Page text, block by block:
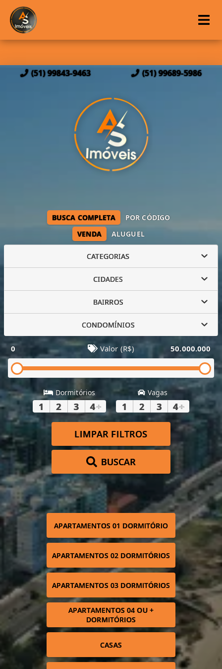
(51) 99843-9463 (51) 99689-5986
VENDA ALUGUEL
BUSCA COMPLETA POR CÓDIGO
CATEGORIAS
CIDADES
BAIRROS
CONDOMÍNIOS
0 Valor (R$) 50.000.000
Dormitórios
1 2 3 4+
Vagas
1 2 3 4+
LIMPAR FILTROS
BUSCAR
APARTAMENTOS 01 DORMITÓRIO
APARTAMENTOS 02 DORMITÓRIOS
APARTAMENTOS 03 DORMITÓRIOS
APARTAMENTOS 04 OU +
DORMITÓRIOS
CASAS